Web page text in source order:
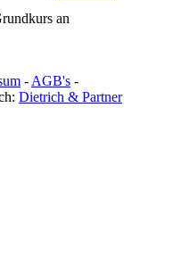
an
- AGB's -
Dietrich & Partner